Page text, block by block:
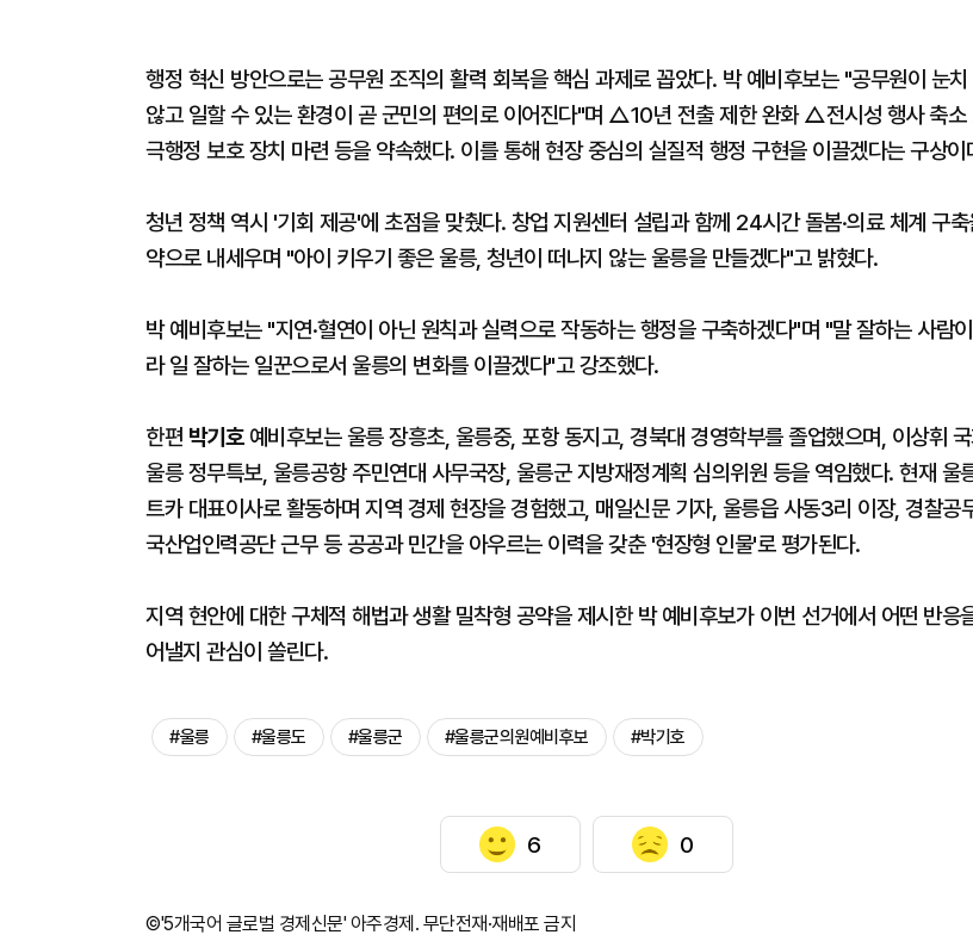
행정 혁신 방안으로는 공무원 조직의 활력 회복을 핵심 과제로 꼽았다. 박 예비후보는 "공무원이 눈치
않고 일할 수 있는 환경이 곧 군민의 편의로 이어진다"며 △10년 전출 제한 완화 △전시성 행사 축
극행정 보호 장치 마련 등을 약속했다. 이를 통해 현장 중심의 실질적 행정 구현을 이끌겠다는 구상이
청년 정책 역시 '기회 제공'에 초점을 맞췄다. 창업 지원센터 설립과 함께 24시간 돌봄·의료 체계 구
약으로 내세우며 "아이 키우기 좋은 울릉, 청년이 떠나지 않는 울릉을 만들겠다"고 밝혔다.
박 예비후보는 "지연·혈연이 아닌 원칙과 실력으로 작동하는 행정을 구축하겠다"며 "말 잘하는 사람
라 일 잘하는 일꾼으로서 울릉의 변화를 이끌겠다"고 강조했다.
한편 박기호예비후보는 울릉 장흥초, 울릉중, 포항 동지고, 경북대 경영학부를 졸업했으며, 이상휘
울릉 정무특보, 울릉공항 주민연대 사무국장, 울릉군 지방재정계획 심의위원 등을 역임했다. 현재 울
트카 대표이사로 활동하며 지역 경제 현장을 경험했고, 매일신문 기자, 울릉읍 사동3리 이장, 경찰공
국산업인력공단 근무 등 공공과 민간을 아우르는 이력을 갖춘 '현장형 인물'로 평가된다.
지역 현안에 대한 구체적 해법과 생활 밀착형 공약을 제시한 박 예비후보가 이번 선거에서 어떤 반응
어낼지 관심이 쏠린다.
#울릉 #울릉도 #울릉군 #울릉군의원예비후보 #박기호
6 0
©'5개국어 글로벌 경제신문' 아주경제. 무단전재·재배포 금지